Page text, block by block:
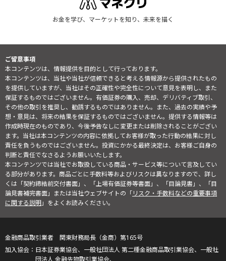
お金を学び、マーケットを知り、未来を描く
ご留意事項
本コンテンツは、情報提供を目的として行っております。
本コンテンツは、当社や当社が信頼できると考える情報源から提供されたもの
を提供していますが、当社はその正確性や完全性について意見を表明し、また
保証するものではございません。有価証券の購入、売却、デリバティブ取引、
その他の取引を推奨し、勧誘するものではありません。また、過去の実績や予
想・意見は、将来の結果を保証するものではございません。提供する情報等は
作成時現在のものであり、今後予告なしに変更または削除されることがござい
ます。当社は本コンテンツの内容に依拠してお客様が取った行動の結果に対し
責任を負うものではございません。投資にかかる最終決定は、お客様ご自身の
判断と責任でなさるようお願いいたします。
本コンテンツでは当社でお取扱している商品・サービス等について言及してい
る部分があります。商品ごとに手数料等およびリスクは異なりますので、詳し
くは「契約締結前交付書面」、「上場有価証券等書面」、「目論見書」、「目
論見書補完書面」または当社ウェブサイトの「リスク・手数料などの重要事項
に関する説明」をよくお読みください。
金融商品取引業者 関東財務局長（金商）第165号
日本証券業協会、一般社団法人 第二種金融商品取引業協会、一般社
団法人 金融先物取引業協会、